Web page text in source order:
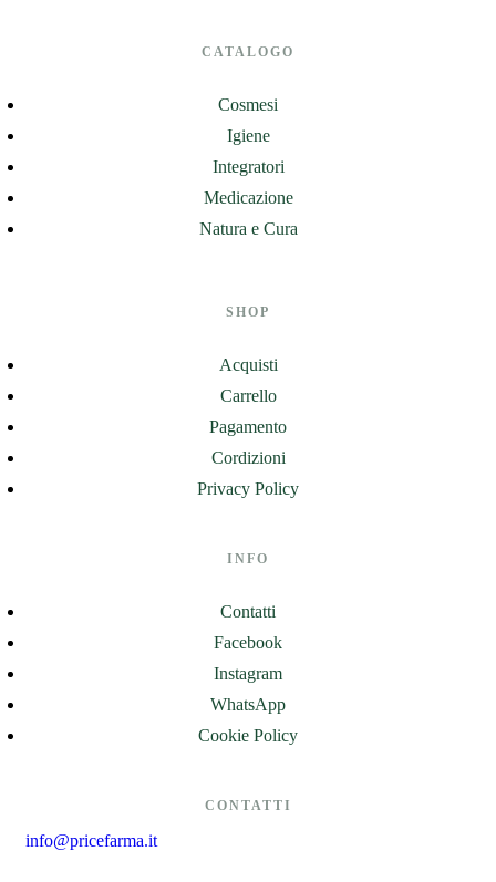
CATALOGO
Cosmesi
Igiene
Integratori
Medicazione
Natura e Cura
SHOP
Acquisti
Carrello
Pagamento
Cordizioni
Privacy Policy
INFO
Contatti
Facebook
Instagram
WhatsApp
Cookie Policy
CONTATTI
info@pricefarma.it